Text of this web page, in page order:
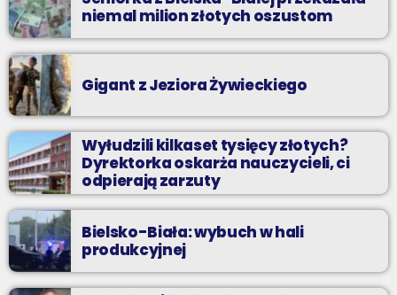
niemal milion złotych oszustom
Gigant z Jeziora Żywieckiego
Wyłudzili kilkaset tysięcy złotych?
Dyrektorka oskarża nauczycieli, ci
odpierają zarzuty
Bielsko-Biała: wybuch w hali
produkcyjnej